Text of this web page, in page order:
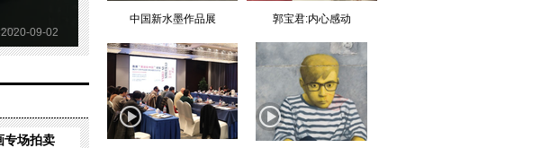
09-02
专场拍卖
中国新水墨作品展 郭宝君:内心感动